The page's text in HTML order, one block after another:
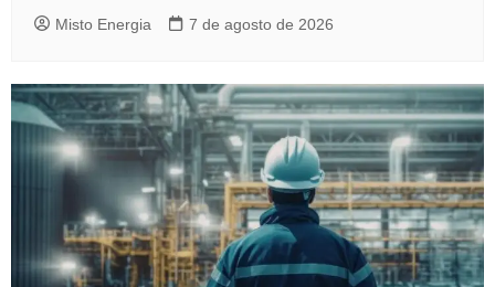
Misto Energia 7 de agosto de 2026